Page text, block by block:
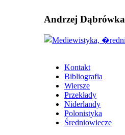
Andrzej Dąbrówka
Kontakt
Bibliografia
Wiersze
Przekłady
Niderlandy
Polonistyka
Średniowiecze